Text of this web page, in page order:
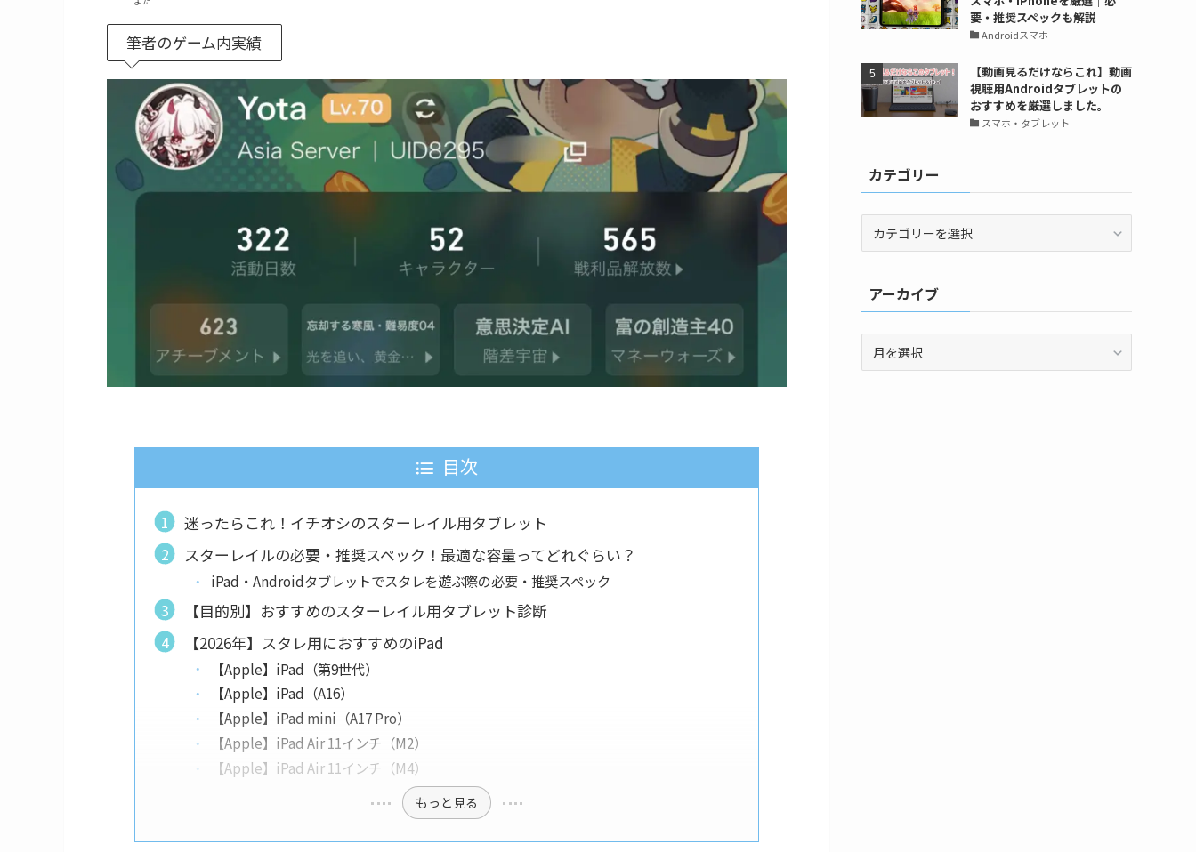
筆者のゲーム内実績
目次
迷ったらこれ！イチオシのスターレイル用タブレット
スターレイルの必要・推奨スペック！最適な容量ってどれぐらい？
iPad・Androidタブレットでスタレを遊ぶ際の必要・推奨スペック
【目的別】おすすめのスターレイル用タブレット診断
【2026年】スタレ用におすすめのiPad
【Apple】iPad（第9世代）
【Apple】iPad（A16）
【Apple】iPad mini（A17 Pro）
【Apple】iPad Air 11インチ（M2）
【Apple】iPad Air 11インチ（M4）
もっと見る
要・推奨スペックも解説
Androidスマホ
【動画見るだけならこれ】動画
視聴用Androidタブレットの
おすすめを厳選しました。
スマホ・タブレット
カテゴリー
ーアーカイブ